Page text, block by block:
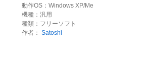
動作OS：Windows XP/Me
機種：汎用
種類：フリーソフト
作者： Satoshi